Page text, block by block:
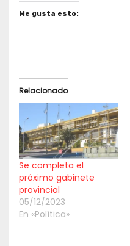
Me gusta esto:
Relacionado
Se completa el
próximo gabinete
provincial
05/12/2023
En «Política»